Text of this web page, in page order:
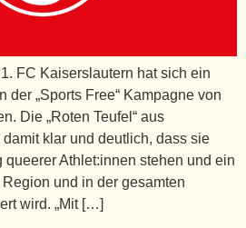
FC Kaiserslautern hat sich ein
der „Sports Free“ Kampagne von
Die „Roten Teufel“ aus
klar und deutlich, dass sie
queerer Athlet:innen stehen und ein
und in der gesamten
wird. „Mit […]